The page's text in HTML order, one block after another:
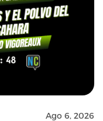
Ago 6, 2026